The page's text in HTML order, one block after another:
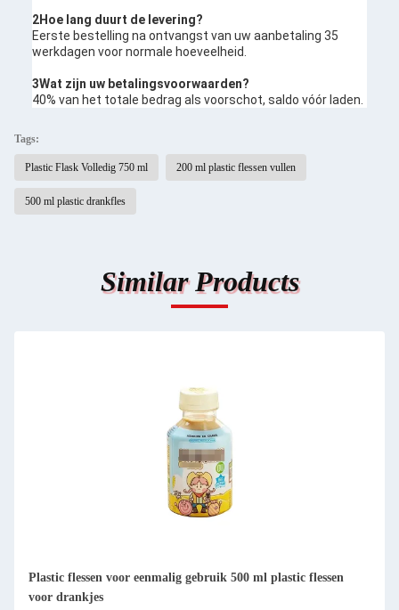
2Hoe lang duurt de levering?
Eerste bestelling na ontvangst van uw aanbetaling 35
werkdagen voor normale hoeveelheid.
3Wat zijn uw betalingsvoorwaarden?
40% van het totale bedrag als voorschot, saldo vóór laden.
Tags:
Plastic Flask Volledig 750 ml 200 ml plastic flessen vullen
500 ml plastic drankfles
Similar Products
Plastic flessen voor eenmalig gebruik 500 ml plastic flessen
voor drankjes